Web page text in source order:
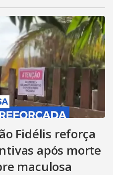
Fidélis reforça
após morte
maculosa